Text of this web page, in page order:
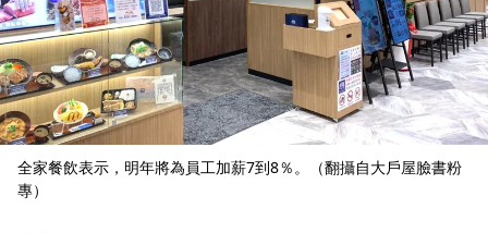
全家餐飲表示，明年將為員工加薪7到8％。（翻攝自大戶屋臉書粉
專）